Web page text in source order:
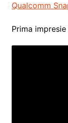
Qualcomm
Prima